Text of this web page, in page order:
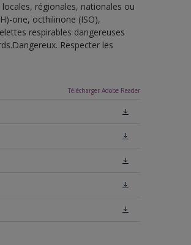
régionales, nationales ou
one, octhilinone (ISO),
respirables dangereuses
Respecter les
Télécharger Adobe Reader